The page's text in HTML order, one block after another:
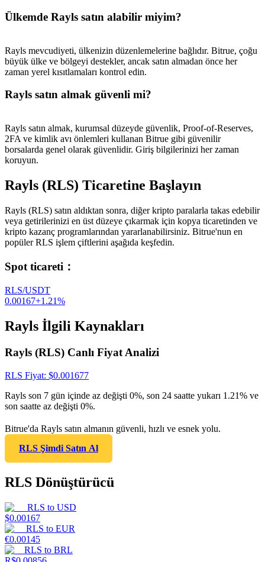
Ülkemde Rayls satın alabilir miyim?
Rayls mevcudiyeti, ülkenizin düzenlemelerine bağlıdır. Bitrue, çoğu
büyük ülke ve bölgeyi destekler, ancak satın almadan önce her
zaman yerel kısıtlamaları kontrol edin.
Rayls satın almak güvenli mi?
Rayls satın almak, kurumsal düzeyde güvenlik, Proof-of-Reserves,
2FA ve kimlik avı önlemleri kullanan Bitrue gibi güvenilir
borsalarda genel olarak güvenlidir. Giriş bilgilerinizi her zaman
koruyun.
Rayls (RLS) Ticaretine Başlayın
Rayls (RLS) satın aldıktan sonra, diğer kripto paralarla takas edebilir
veya getirilerinizi en üst düzeye çıkarmak için kopya ticaretinden ve
kripto kazanç programlarından yararlanabilirsiniz. Bitrue'nun en
popüler RLS işlem çiftlerini aşağıda keşfedin.
Spot ticareti ：
RLS/USDT
0.00167+1.21%
Rayls İlgili Kaynakları
Rayls (RLS) Canlı Fiyat Analizi
RLS Fiyat: $0.001677
Rayls son 7 gün içinde az değişti 0%, son 24 saatte yukarı 1.21% ve
son saatte az değişti 0%.
Bitrue'da Rayls satın almanın güvenli, hızlı ve esnek yolu.
RLS Şimdi Satın Al
RLS Dönüştürücü
RLS to USD
$0.00167
RLS to EUR
€0.00145
RLS to BRL